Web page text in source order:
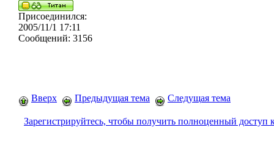
Присоединился:
2005/11/1 17:11
Сообщений: 3156
Вверх Предыдущая тема Следущая тема
Зарегистрируйтесь, чтобы получить полноценный доступ